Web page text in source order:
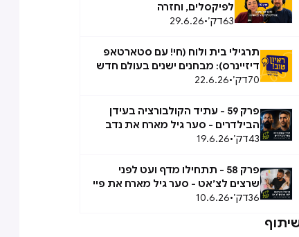
לפיקסלים, וחזרה
63דק׳•
29.6.26
תרגילי בית ולוח (חי! עם סטארטאפ
דיזיינרס): מבחנים ישנים בעולם חדש
70דק׳•
22.6.26
פרק 59 - עתיד הקולבורציה בעידן
הבילדרים - סער גיל מארח את נדב
אבידן
43דק׳•
19.6.26
פרק 58 - תתחילו מדף ועט לפני
שרצים לצ׳אט - סער גיל מארח את פיי
ברק
36דק׳•
10.6.26